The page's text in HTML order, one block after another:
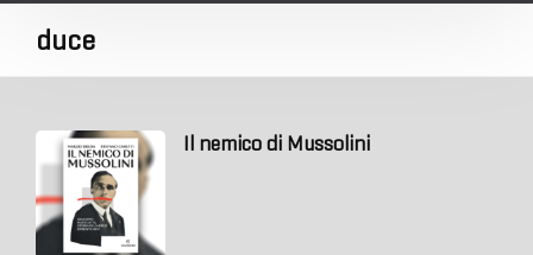
duce
Il nemico di Mussolini